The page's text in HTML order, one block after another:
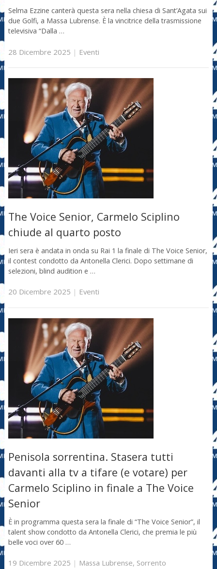
Selma Ezzine canterà questa sera nella chiesa di Sant’Agata sui
due Golfi, a Massa Lubrense. È la vincitrice della trasmissione
televisiva “Dalla …
28 Dicembre 2025 | Eventi
The Voice Senior, Carmelo Sciplino
chiude al quarto posto
Ieri sera è andata in onda su Rai 1 la finale di The Voice Senior,
il contest condotto da Antonella Clerici. Dopo settimane di
selezioni, blind audition e …
20 Dicembre 2025 | Eventi
Penisola sorrentina. Stasera tutti
davanti alla tv a tifare (e votare) per
Carmelo Sciplino in finale a The Voice
Senior
È in programma questa sera la finale di “The Voice Senior”, il
talent show condotto da Antonella Clerici, che premia le più
belle voci over 60 …
19 Dicembre 2025 | Massa Lubrense, Sorrento